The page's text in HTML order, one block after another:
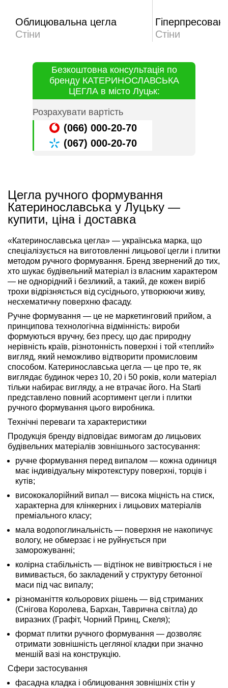
Облицювальна цегла
Стіни
Стіни
Безкоштовна консультація по
бренду КАТЕРИНОСЛАВСЬКА
ЦЕГЛА в місто Луцьк:
Розрахувати вартість
(066) 000-20-70
(067) 000-20-70
Цегла ручного формування
Катеринославська у Луцьку —
купити, ціна і доставка
«Катеринославська цегла» — українська марка, що
спеціалізується на виготовленні лицьової цегли і плитки
методом ручного формування. Бренд звернений до тих,
хто шукає будівельний матеріал із власним характером
— не однорідний і безликий, а такий, де кожен виріб
трохи відрізняється від сусіднього, утворюючи живу,
несхематичну поверхню фасаду.
Ручне формування — це не маркетинговий прийом, а
принципова технологічна відмінність: вироби
формуються вручну, без пресу, що дає природну
нерівність країв, різнотонність поверхні і той «теплий»
вигляд, який неможливо відтворити промисловим
способом. Катеринославська цегла — це про те, як
виглядає будинок через 10, 20 і 50 років, коли матеріал
тільки набирає вигляду, а не втрачає його. На Starti
представлено повний асортимент цегли і плитки
ручного формування цього виробника.
Технічні переваги та характеристики
Продукція бренду відповідає вимогам до лицьових
будівельних матеріалів зовнішнього застосування:
ручне формування перед випалом — кожна одиниця
має індивідуальну мікротекстуру поверхні, торців і
кутів;
висококалорійний випал — висока міцність на стиск,
характерна для клінкерних і лицьових матеріалів
преміального класу;
мала водопоглинальність — поверхня не накопичує
вологу, не обмерзає і не руйнується при
заморожуванні;
колірна стабільність — відтінок не вивітрюється і не
вимивається, бо закладений у структуру бетонної
маси під час випалу;
різноманіття кольорових рішень — від стриманих
(Снігова Королева, Бархан, Таврична світла) до
виразних (Графіт, Чорний Принц, Скеля);
формат плитки ручного формування — дозволяє
отримати зовнішність цегляної кладки при значно
меншій вазі на конструкцію.
Сфери застосування
фасадна кладка і облицювання зовнішніх стін у